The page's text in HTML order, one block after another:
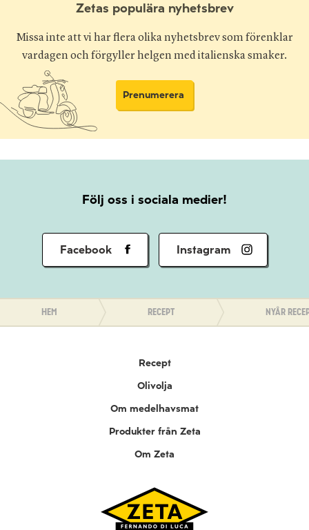
Zetas populära nyhetsbrev
Missa inte att vi har flera olika nyhetsbrev som förenklar
vardagen och förgyller helgen med italienska smaker.
Prenumerera
Följ oss i sociala medier!
Facebook Instagram
Hem Recept Nyår
Recept
Olivolja
Om medelhavsmat
Produkter från Zeta
Om Zeta